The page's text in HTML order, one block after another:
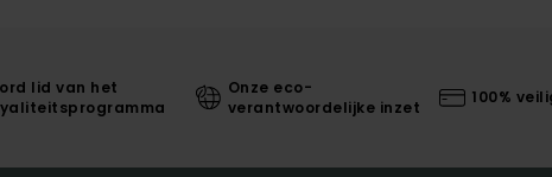
lid van het
Onze eco-
verantwoordelijke inzet
100%